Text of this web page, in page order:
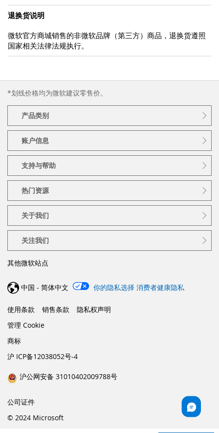
退换货说明
微软官方商城销售的非微软品牌（第三方）商品，退换货遵照
国家相关法律法规执行。
*划线价格均为微软建议零售价。
产品类别
账户信息
支持与帮助
热门资源
关于我们
关注我们
其他微软站点
中国 - 简体中文 你的隐私选择 消费者健康隐私
使用条款 销售条款
隐私权声明
管理 Cookie
商标
沪 ICP备12038052号-4
沪公网安备 31010402009788号
公司证件
© 2024 Microsoft